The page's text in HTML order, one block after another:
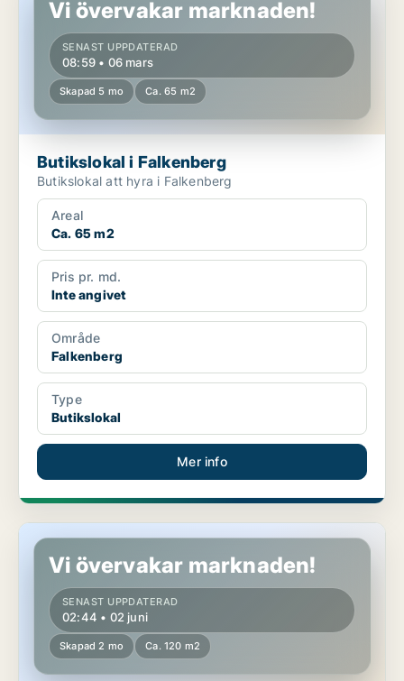
Vi övervakar marknaden!
SENAST UPPDATERAD
08:59 • 06 mars
Skapad 5 mo Ca. 65 m2
Butikslokal i Falkenberg
Butikslokal att hyra i Falkenberg
Areal
Ca. 65 m2
Pris pr. md.
Inte angivet
Område
Falkenberg
Type
Butikslokal
Mer info
Kontor i Falkenberg
Vi övervakar marknaden!
SENAST UPPDATERAD
02:44 • 02 juni
Skapad 2 mo Ca. 120 m2